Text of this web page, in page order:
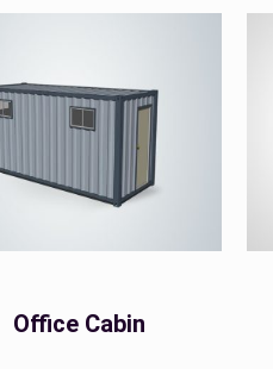
Office Cabin